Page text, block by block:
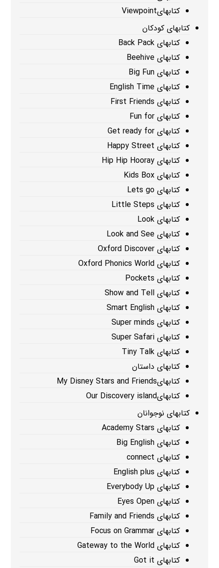
کتابهایViewpoint
کتابهای کودکان
کتابهای Back Pack
کتابهای Beehive
کتابهای Big Fun
کتابهای English Time
کتابهای First Friends
کتابهای Fun for
کتابهای Get ready for
کتابهای Happy Street
کتابهای Hip Hip Hooray
کتابهای Kids Box
کتابهای Lets go
کتابهای Little Steps
کتابهای Look
کتابهای Look and See
کتابهای Oxford Discover
کتابهای Oxford Phonics World
کتابهای Pockets
کتابهای Show and Tell
کتابهای Smart English
کتابهای Super minds
کتابهای Super Safari
کتابهای Tiny Talk
کتابهای داستان
کتابهایMy Disney Stars and Friends
کتابهایOur Discovery island
کتابهای نوجوانان
کتابهای Academy Stars
کتابهای Big English
کتابهای connect
کتابهای English plus
کتابهای Everybody Up
کتابهای Eyes Open
کتابهای Family and Friends
کتابهای Focus on Grammar
کتابهای Gateway to the World
کتابهای Got it